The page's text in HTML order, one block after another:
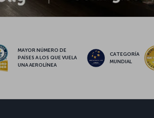
MAYOR NÚMERO DE
PAÍSES A LOS QUE VUELA
UNA AEROLÍNEA
CATEGORÍA
MUNDIAL